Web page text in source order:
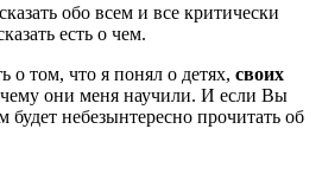
обо всем и все критически
есть о чем.
о том, что я понял о детях, своих
они меня научили. И если Вы
небезынтересно прочитать об